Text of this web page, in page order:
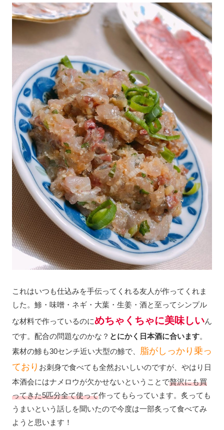
これはいつも仕込みを手伝ってくれる友人が作ってくれま
した。鯵・味噌・ネギ・大葉・生姜・酒と至ってシンプル
な材料で作っているのにめちゃくちゃに美味しいん
です。配合の問題なのかな？ とにかく日本酒に合います。
素材の鯵も30センチ近い大型の鯵で、
脂がしっかり乗っ
ており お刺身で食べても全然おいしいのですが、やはり日
本酒会にはナメロウが欠かせないということで贅沢にも買
ってきた5匹分全て使って作ってもらっています。炙っても
うまいという話しを聞いたので今度は一部炙って食べてみ
ようと思います！